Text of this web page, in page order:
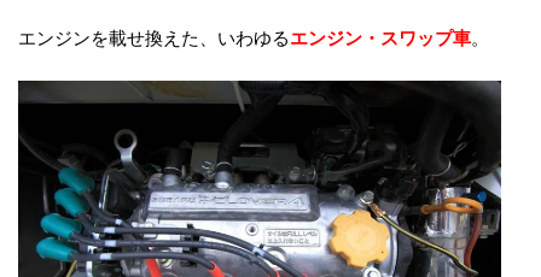
エンジンを載せ換えた、いわゆるエンジン・スワップ車。